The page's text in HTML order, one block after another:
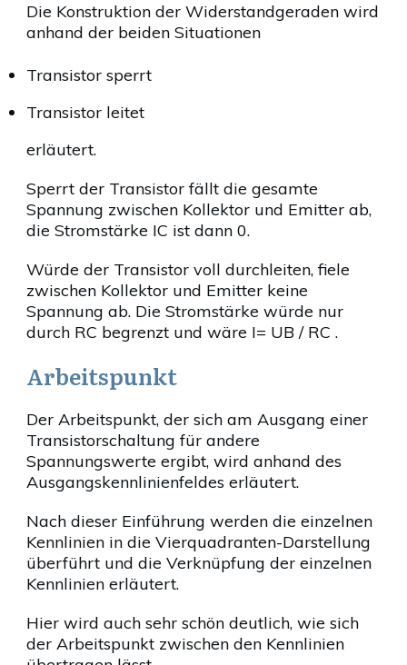
Die Konstruktion der Widerstandgeraden wird
anhand der beiden Situationen
Transistor sperrt
Transistor leitet
erläutert.
Sperrt der Transistor fällt die gesamte
Spannung zwischen Kollektor und Emitter ab,
die Stromstärke IC ist dann 0.
Würde der Transistor voll durchleiten, fiele
zwischen Kollektor und Emitter keine
Spannung ab. Die Stromstärke würde nur
durch RC begrenzt und wäre I= UB / RC .
Arbeitspunkt
Der Arbeitspunkt, der sich am Ausgang einer
Transistorschaltung für andere
Spannungswerte ergibt, wird anhand des
Ausgangskennlinienfeldes erläutert.
Nach dieser Einführung werden die einzelnen
Kennlinien in die Vierquadranten-Darstellung
überführt und die Verknüpfung der einzelnen
Kennlinien erläutert.
Hier wird auch sehr schön deutlich, wie sich
der Arbeitspunkt zwischen den Kennlinien